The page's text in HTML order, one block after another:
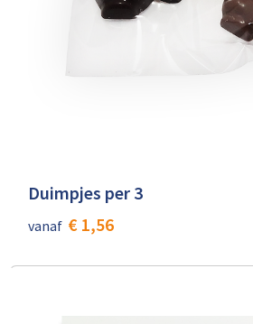
Duimpjes per 3
vanaf € 1,56